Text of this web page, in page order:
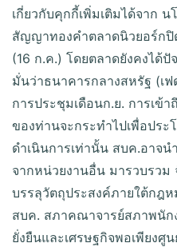
เกี่ยวกับคุกกี้เพิ่มเติมได้จาก
สัญญาทองคำตลาดนิวยอร์กปิ
(16 ก.ค.) โดยตลาดยังคงได้
มั่นว่าธนาคารกลางสหรัฐ (เ
การประชุมเดือนก.ย. การเข้
ของท่านจะกระทำไปเพื่อประ
ดำเนินการเท่านั้น สบค.อาจ
จากหน่วยงานอื่น มารวบรวม
บรรลุวัตถุประสงค์ภายใต้กฎ
สบค. สภาคณาจารย์สภาพนั
ยั่งยืนและเศรษฐกิจพอเพียงศู